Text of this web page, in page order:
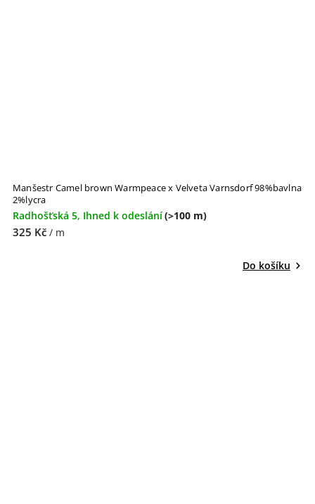
Manšestr Camel brown Warmpeace x Velveta Varnsdorf 98%bavlna
2%lycra
Radhošťská 5, Ihned k odeslání(>100 m)
325 Kč / m
Do košíku